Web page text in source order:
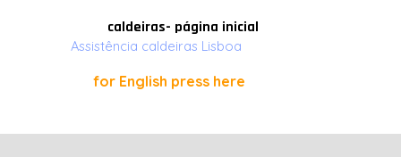
Assistência caldeiras Lisboa
caldeiras- página inicial
for English press here